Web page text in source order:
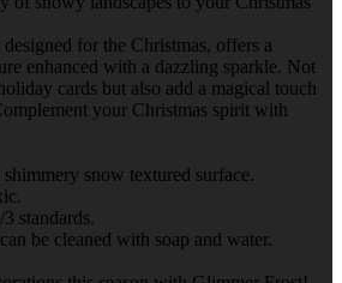
for the Christmas, offers a
enhanced with a dazzling sparkle. Not
cards but also add a magical touch
your Christmas spirit with
snow textured surface.
standards.
be cleaned with soap and water.